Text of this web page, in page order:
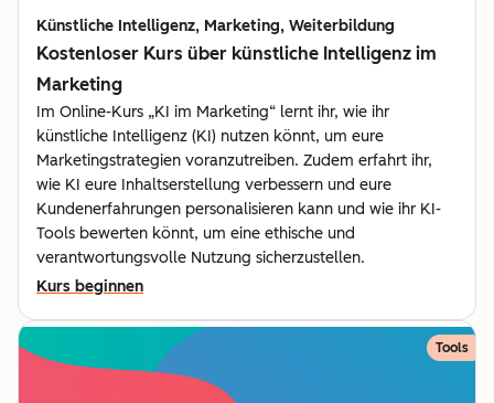
Künstliche Intelligenz, Marketing, Weiterbildung
Kostenloser Kurs über künstliche Intelligenz im
Marketing
Im Online-Kurs „KI im Marketing“ lernt ihr, wie ihr
künstliche Intelligenz (KI) nutzen könnt, um eure
Marketingstrategien voranzutreiben. Zudem erfahrt ihr,
wie KI eure Inhaltserstellung verbessern und eure
Kundenerfahrungen personalisieren kann und wie ihr KI-
Tools bewerten könnt, um eine ethische und
verantwortungsvolle Nutzung sicherzustellen.
Kurs beginnen
Tools